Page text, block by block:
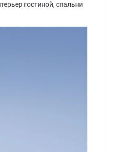
гостиной, спальни